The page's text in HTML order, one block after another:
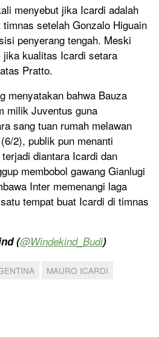
menyebut jika Icardi adalah
setelah Gonzalo Higuain
penyerang tengah. Meski
kualitas Icardi setara
Pratto.
menyatakan bahwa Bauza
milik Juventus guna
sang tuan rumah melawan
2), publik pun menanti
diantara Icardi dan
membobol gawang Gianlugi
Inter memenangi laga
tempat buat Icardi di timnas
(@Windekind_Budi)
MAURO ICARDI